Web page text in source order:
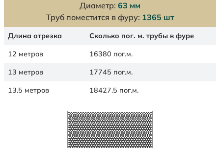
Диаметр: 63 мм
Труб поместится в фуру: 1365 шт
Длина отрезка Сколько пог. м. трубы в фуре
12 метров 16380 пог.м.
13 метров 17745 пог.м.
13.5 метров 18427.5 пог.м.